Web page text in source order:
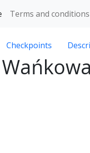
Terms and conditions
Checkpoints